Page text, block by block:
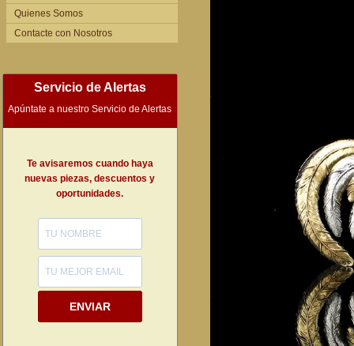
Quienes Somos
Contacte con Nosotros
Servicio de Alertas
Apúntate a nuestro Servicio de Alertas
Te avisaremos cuando haya
nuevas piezas, descuentos y
oportunidades.
ENVIAR